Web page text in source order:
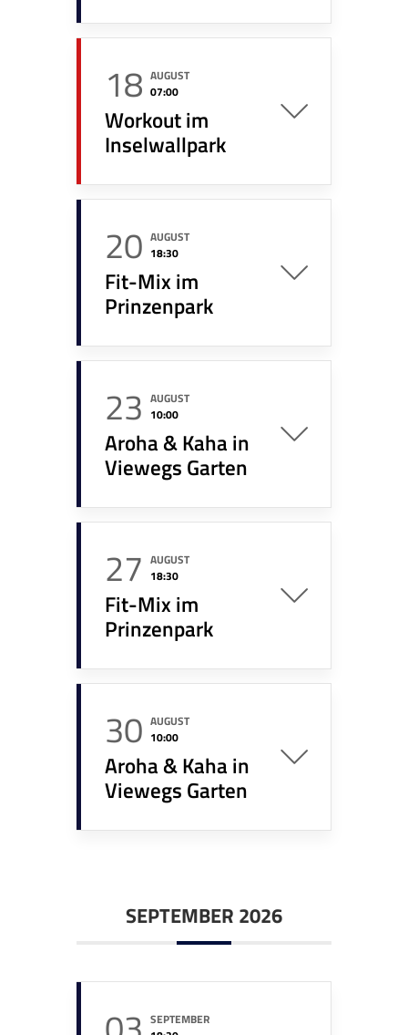
18 AUGUST
07:00
Workout im
Inselwallpark
20 AUGUST
18:30
Fit-Mix im
Prinzenpark
23 AUGUST
10:00
Aroha & Kaha in
Viewegs Garten
27 AUGUST
18:30
Fit-Mix im
Prinzenpark
30 AUGUST
10:00
Aroha & Kaha in
Viewegs Garten
SEPTEMBER 2026
SEPTEMBER